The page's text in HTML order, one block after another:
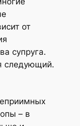
от
супруга.
следующий.
– в